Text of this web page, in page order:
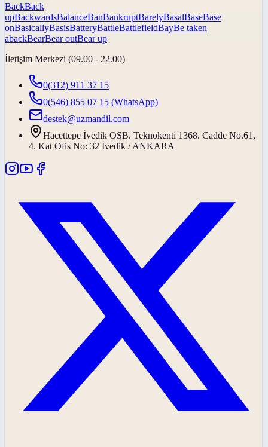
BackBack
upBackwardsBalanceBanBankruptBarelyBasalBaseBase
onBasicallyBasisBatteryBattleBattlefieldBayBe taken
abackBearBear outBear up
İletişim Merkezi (09.00 - 22.00)
0(312) 911 37 15
0(546) 855 07 15 (WhatsApp)
destek@uzmandil.com
Hacettepe İvedik OSB. Teknokenti 1368. Cadde No.61,
4. Kat Ofis No: 32 İvedik / ANKARA